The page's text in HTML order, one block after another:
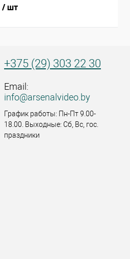
/ шт
+375 (29) 303 22 30
Email:
info@arsenalvideo.by
График работы: Пн-Пт 9.00-
18.00. Выходные: Сб, Вс, гос.
праздники